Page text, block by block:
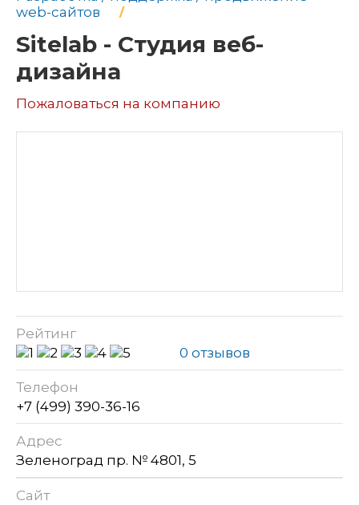
web-сайтов
Sitelab - Студия веб-
дизайна
Пожаловаться на компанию
Рейтинг
0 отзывов
Телефон
+7 (499) 390-36-16
Адрес
Зеленоград пр. № 4801, 5
Сайт